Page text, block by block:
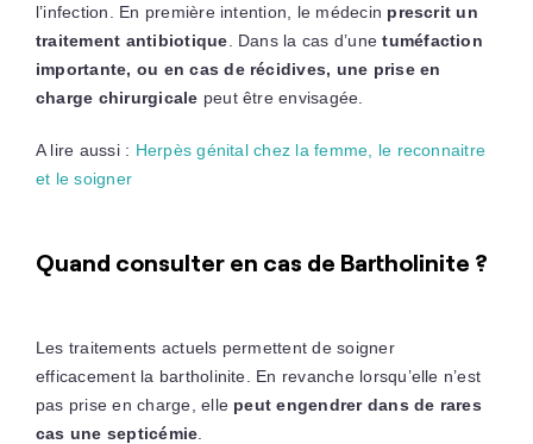
l’infection. En première intention, le médecin prescrit un
traitement antibiotique . Dans la cas d’unetuméfaction
importante, ou en cas de récidives, une prise en
charge chirurgicale peut être envisagée.
A lire aussi : Herpès génital chez la femme, le reconnaitre
et le soigner
Quand consulter en cas de Bartholinite ?
Les traitements actuels permettent de soigner
efficacement la bartholinite. En revanche lorsqu’elle n’est
pas prise en charge, elle peut engendrer dans de rares
cas une septicémie